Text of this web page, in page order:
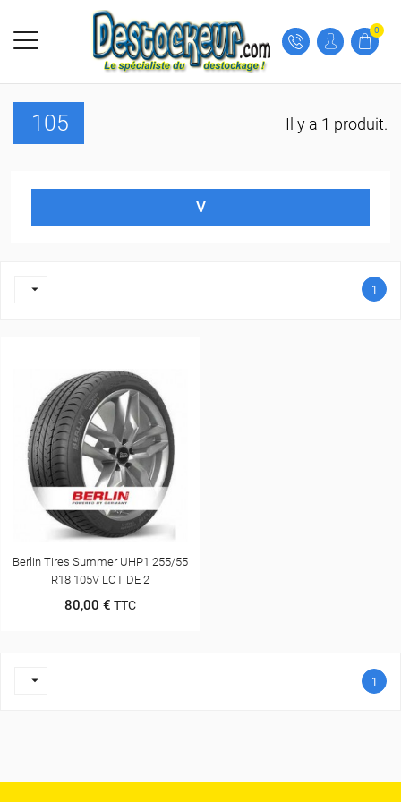
0
105 Il y a 1 produit.
V
 1
Berlin Tires Summer UHP1 255/55
R18 105V LOT DE 2
80,00 € TTC
 1